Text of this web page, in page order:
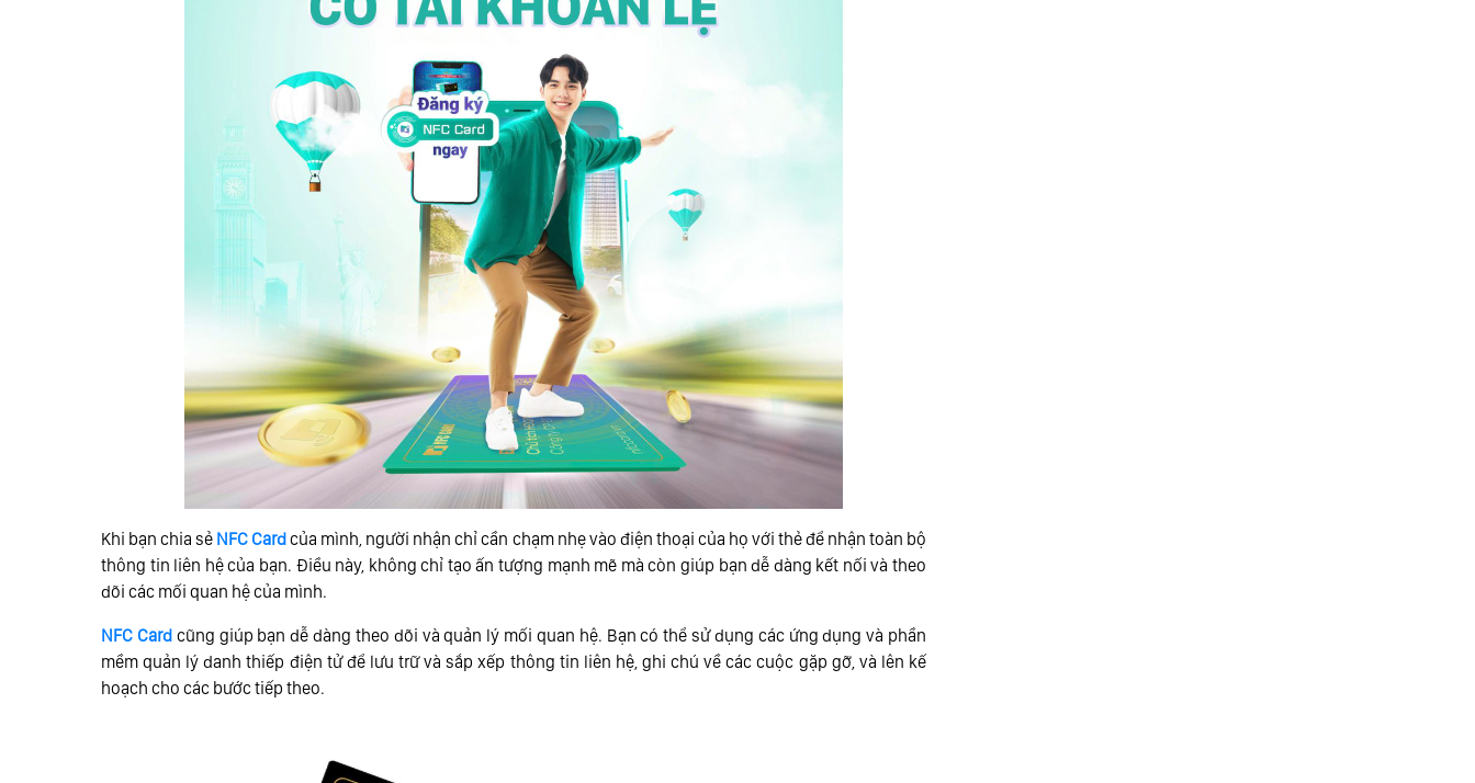
Khi bạn chia sẻ NFC Cardcủa mình, người nhận chỉ cần chạm nhẹ vào điện thoại của họ với thẻ để nhận toàn bộ
thông tin liên hệ của bạn. Điều này, không chỉ tạo ấn tượng mạnh mẽ mà còn giúp bạn dễ dàng kết nối và theo
dõi các mối quan hệ của mình.
NFC Cardcũng giúp bạn dễ dàng theo dõi và quản lý mối quan hệ. Bạn có thể sử dụng các ứng dụng và phần
mềm quản lý danh thiếp điện tử để lưu trữ và sắp xếp thông tin liên hệ, ghi chú về các cuộc gặp gỡ, và lên kế
hoạch cho các bước tiếp theo.